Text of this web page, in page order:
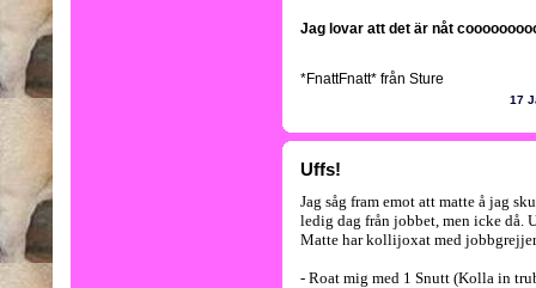
Jag lovar att det är nåt
*FnattFnatt* från Sture
17
Uffs!
Jag såg fram emot att matte å jag
ledig dag från jobbet, men icke då.
Matte har kollijoxat med
- Roat mig med 1 Snutt (Kolla in